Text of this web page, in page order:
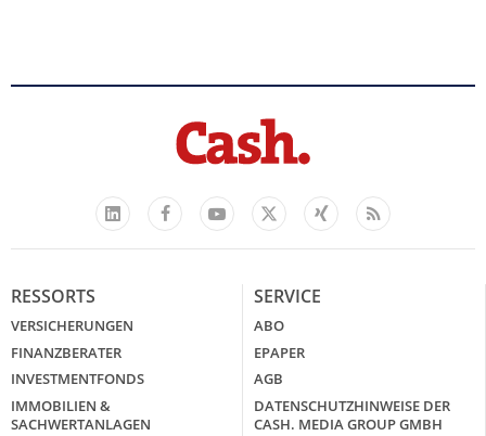
LinkedIn
FacebookYouTube
X
Xing Feed
RESSORTS
VERSICHERUNGEN
FINANZBERATER
INVESTMENTFONDS
IMMOBILIEN &
SACHWERTANLAGEN
SERVICE
ABO
EPAPER
AGB
DATENSCHUTZHINWEISE DER
CASH. MEDIA GROUP GMBH